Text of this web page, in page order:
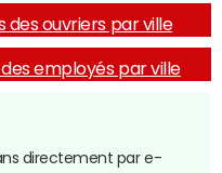
des ouvriers par ville
employés par ville
directement par e-